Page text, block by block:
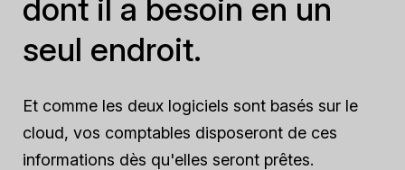
dont il a besoin en un
seul endroit.
Et comme les deux logiciels sont basés sur le
cloud, vos comptables disposeront de ces
informations dès qu'elles seront prêtes.